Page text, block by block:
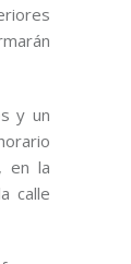
y un
en la
calle